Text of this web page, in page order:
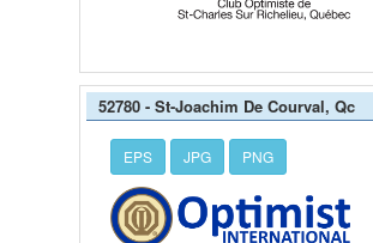
52780 - St-Joachim De Courval, Qc
EPS JPG PNG